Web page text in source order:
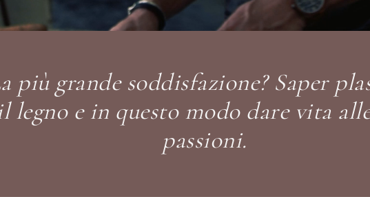
più grande soddisfazione? Saper
legno e in questo modo dare vita
passioni.